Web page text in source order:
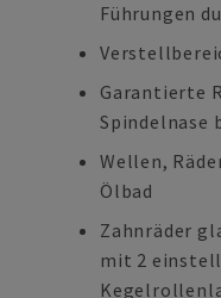
Führungen
Garantierte
Spindelnase
Wellen,
Ölbad
Zahnräder
mit 2